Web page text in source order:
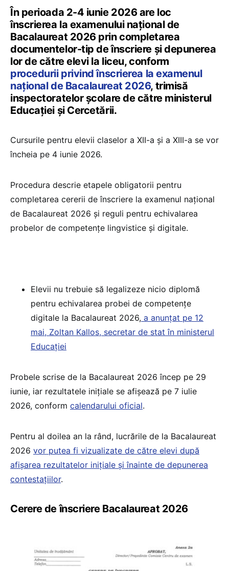
În perioada 2-4 iunie 2026 are loc
înscrierea la examenului național de
Bacalaureat 2026 prin completarea
documentelor-tip de înscriere și depunerea
lor de către elevi la liceu, conform
procedurii privind înscrierea la examenul
național de Bacalaureat 2026, trimisă
inspectoratelor școlare de către ministerul
Educației și Cercetării.
Cursurile pentru elevii claselor a XII-a și a XIII-a se vor
încheia pe 4 iunie 2026.
Procedura descrie etapele obligatorii pentru
completarea cererii de înscriere la examenul național
de Bacalaureat 2026 și reguli pentru echivalarea
probelor de competențe lingvistice și digitale.
Elevii nu trebuie să legalizeze nicio diplomă
pentru echivalarea probei de competențe
digitale la Bacalaureat 2026, a anunțat pe 12
mai, Zoltan Kallos, secretar de stat în ministerul
Educației
Probele scrise de la Bacalaureat 2026 încep pe 29
iunie, iar rezultatele inițiale se afișează pe 7 iulie
2026, conform calendarului oficial.
Pentru al doilea an la rând, lucrările de la Bacalaureat
2026 vor putea fi vizualizate de către elevi după
afișarea rezultatelor inițiale și înainte de depunerea
contestațiilor.
Cerere de înscriere Bacalaureat 2026